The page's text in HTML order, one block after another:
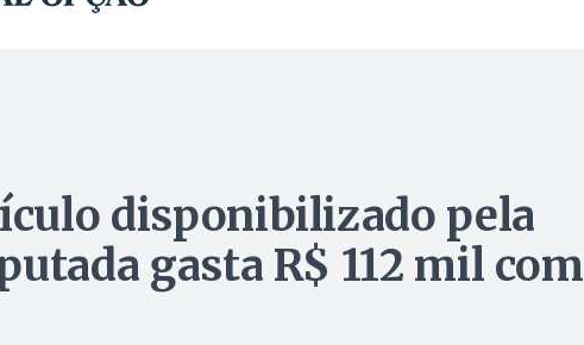
disponibilizado pela
gasta R$ 112 mil com